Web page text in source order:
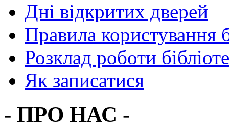
Дні відкритих дверей
Правила користування
Розклад роботи
Як записатися
- ПРО НАС -